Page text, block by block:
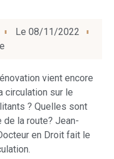
Le 08/11/2022
vient encore
circulation sur le
? Quelles sont
la route? Jean-
en Droit fait le